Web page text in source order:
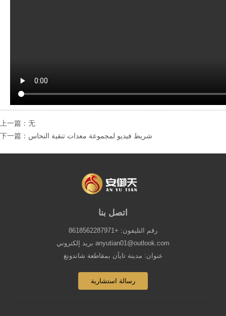
上一篇：无
下一篇：شريط فيديو لمجموعة معدات تنقية النحاس
اتصل بنا
رقم التليفون: +8618562287971
بريد إلكتروني anyutian01@outlook.com
عنوان: مدينة تايآن بمقاطعة شاندونغ
رسالة استشارية